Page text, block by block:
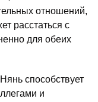
отношений,
расстаться с
для обеих
способствует
и